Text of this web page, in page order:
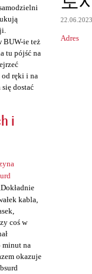
BUW-ie też
tu pójść na
od ręki i na
dostać
i
kabla,
coś w
minut na
okazuje
z
e
22.06.2023
Adres